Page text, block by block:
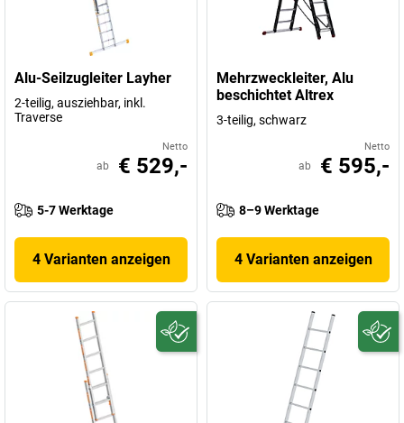
Alu-Seilzugleiter Layher
2-teilig, ausziehbar, inkl.
Traverse
Netto
ab € 529,-
5-7 Werktage
4 Varianten anzeigen
Mehrzweckleiter, Alu
beschichtet Altrex
3-teilig, schwarz
Netto
ab € 595,-
8–9 Werktage
4 Varianten anzeigen